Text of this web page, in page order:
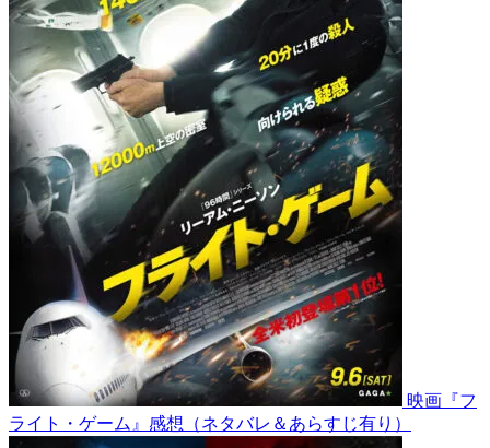
映画『フ
ライト・ゲーム』感想（ネタバレ＆あらすじ有り）